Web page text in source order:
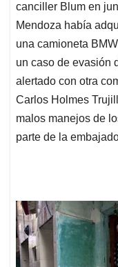
canciller Blum en
Mendoza había
una camioneta
un caso de evasión
alertado con otra
Carlos Holmes
malos manejos de
parte de la